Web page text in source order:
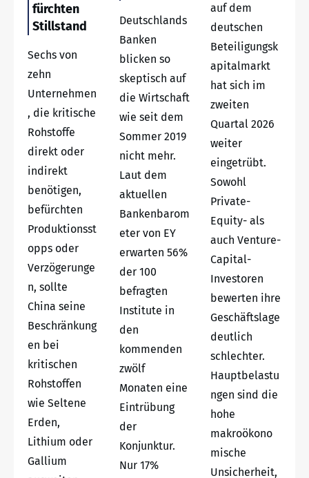
fürchten
Stillstand
Sechs von
zehn
Unternehmen
, die kritische
Rohstoffe
direkt oder
indirekt
benötigen,
befürchten
Produktionsst
opps oder
Verzögerunge
n, sollte
China seine
Beschränkung
en bei
kritischen
Rohstoffen
wie Seltene
Erden,
Lithium oder
Gallium
Deutschlands
Banken
blicken so
skeptisch auf
die Wirtschaft
wie seit dem
Sommer 2019
nicht mehr.
Laut dem
aktuellen
Bankenbarom
eter von EY
erwarten 56%
der 100
befragten
Institute in
den
kommenden
zwölf
Monaten eine
Eintrübung
der
Konjunktur.
Nur 17%
auf dem
deutschen
Beteiligungsk
apitalmarkt
hat sich im
zweiten
Quartal 2026
weiter
eingetrübt.
Sowohl
Private-
Equity- als
auch Venture-
Capital-
Investoren
bewerten ihre
Geschäftslage
deutlich
schlechter.
Hauptbelastu
ngen sind die
hohe
makroökono
mische
Unsicherheit,